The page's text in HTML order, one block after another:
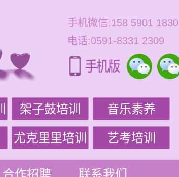
手机微信:158 5901 1830
电话:0591-8331 2309
架子鼓培训 音乐素养
尤克里里培训 艺考培训
合作招聘 联系我们